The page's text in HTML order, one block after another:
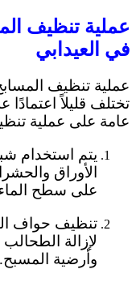
عملية تنظيف
في العيدابي
عملية تنظيف
تختلف قليلاً
عامة على عملية
يتم استخدام
الأوراق
على سطح
تنظيف حواف
لإزالة
وأرضية المسبح.